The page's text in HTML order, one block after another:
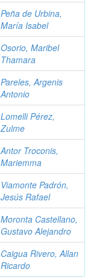
Peña de Urbina,
María Isabel
Osorio, Maribel
Thamara
Pareles, Argenis
Antonio
Lomelli Pérez,
Zulme
Antor Troconis,
Mariemma
Viamonte Padrón,
Jesús Rafael
Moronta Castellano,
Gustavo Alejandro
Caigua Rivero, Allan
Ricardo